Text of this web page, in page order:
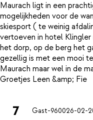
Maurach ligt in een
mogelijkheden voor de
skiesport ( te weinig
vertoeven in hotel
het dorp, op de berg het
gezellig is met een mooi
Maurach maar wel in de
7 Gast-960026-02-